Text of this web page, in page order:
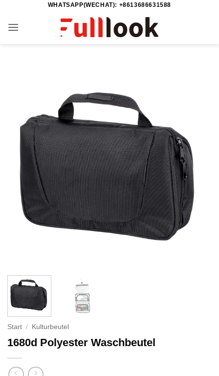
springen
WHATSAPP(WECHAT): +8613686631588
Start / Kulturbeutel
1680d Polyester Waschbeutel